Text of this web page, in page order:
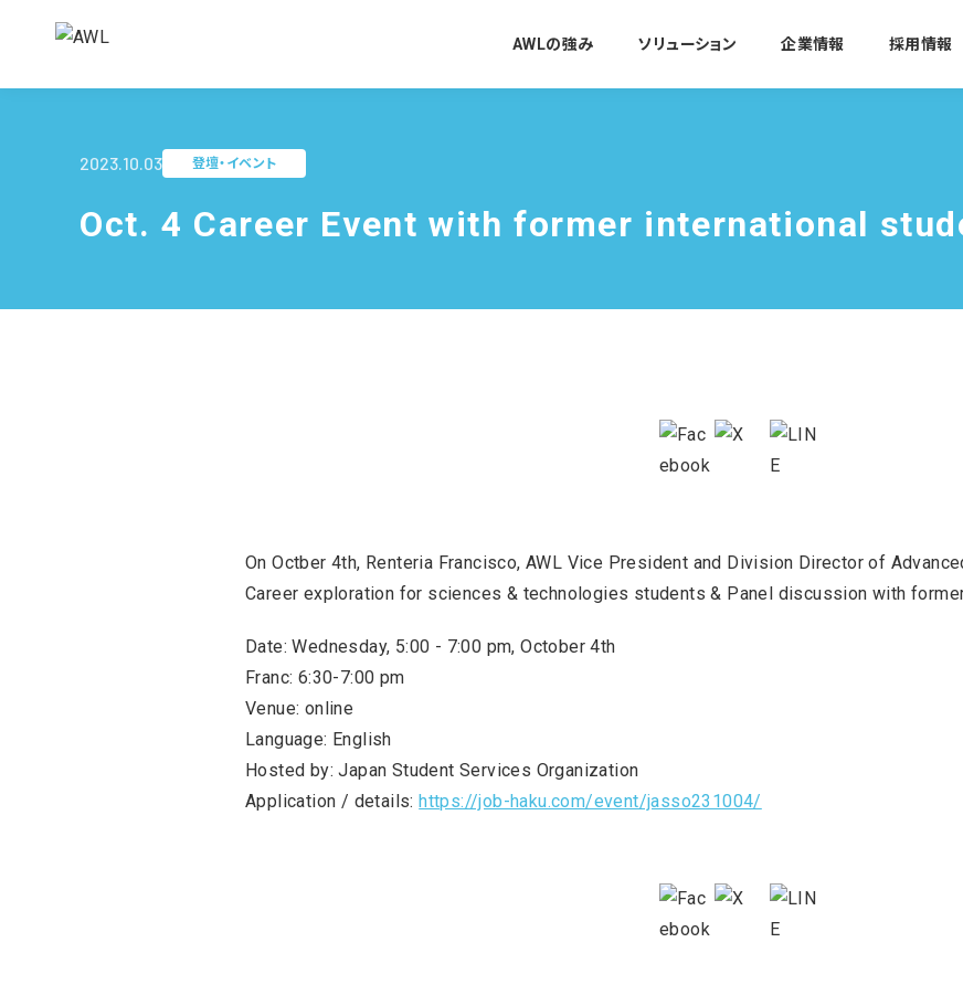
AWLの強み ソリューション 企業情報 採用情報
2023.10.03 登壇・イベント
Oct. 4 Career Event with former international
On Octber 4th, Renteria Francisco, AWL Vice President and Division Director of
Career exploration for sciences & technologies students & Panel discussion with
Date: Wednesday, 5:00 - 7:00 pm, October 4th
Franc: 6:30-7:00 pm
Venue: online
Language: English
Hosted by: Japan Student Services Organization
Application / details:https://job-haku.com/event/jasso231004/